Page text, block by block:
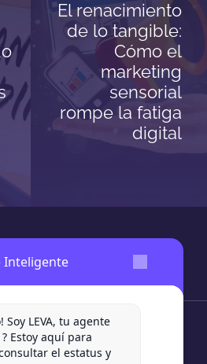
Inteligente
Soy LEVA, tu agente
Estoy aquí para
el estatus y
El renacimiento
de lo tangible:
Cómo el
marketing
sensorial
rompe la fatiga
digital
SÍGUENOS
Levadura Agencia en
Levadura Agencia en
Levadura Agencia